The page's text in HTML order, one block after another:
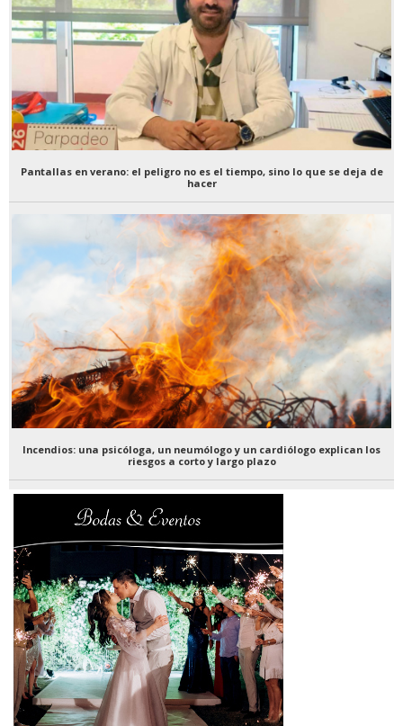
Pantallas en verano: el peligro no es el tiempo, sino lo que se deja de
hacer
Incendios: una psicóloga, un neumólogo y un cardiólogo explican los
riesgos a corto y largo plazo